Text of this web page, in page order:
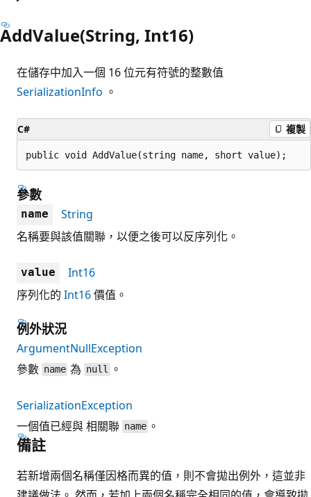
AddValue(String, Int16)
在儲存中加入一個 16 位元有符號的整數值
SerializationInfo 。
C# 複製
public void AddValue(string name, short value);
參數
name
String
名稱要與該值關聯，以便之後可以反序列化。
value
Int16
序列化的 Int16價值。
例外狀況
ArgumentNullException
參數 name 為 null 。
SerializationException
一個值已經與 相關聯 name 。
備註
若新增兩個名稱僅因格而異的值，則不會拋出例外，這並非